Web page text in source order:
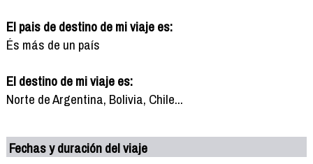
El pais de destino de mi viaje es:
És más de un país
El destino de mi viaje es:
Norte de Argentina, Bolivia, Chile...
Fechas y duración del viaje